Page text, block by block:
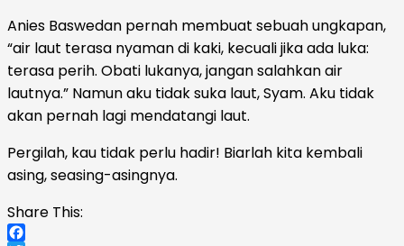
Anies Baswedan pernah membuat sebuah ungkapan,
“air laut terasa nyaman di kaki, kecuali jika ada luka:
terasa perih. Obati lukanya, jangan salahkan air
lautnya.” Namun aku tidak suka laut, Syam. Aku tidak
akan pernah lagi mendatangi laut.
Pergilah, kau tidak perlu hadir! Biarlah kita kembali
asing, seasing-asingnya.
Share This: